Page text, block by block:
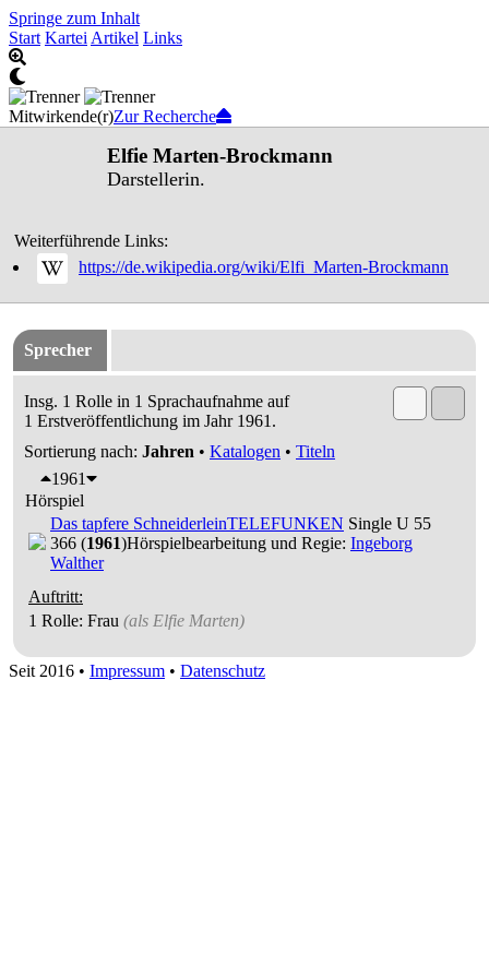
Springe zum Inhalt
Start Kartei Artikel Links
Mitwirkende(r)Zur Recherche
Elfie Marten-Brockmann
Darstellerin.
Weiterführende Links:
https://de.wikipedia.org/wiki/Elfi_Marten-Brockmann
Sprecher
Insg. 1 Rolle in 1 Sprachaufnahme auf
1 Erstveröffentlichung im Jahr 1961.
Sortierung nach: Jahren • Katalogen • Titeln
1961
Hörspiel
Das tapfere SchneiderleinTELEFUNKEN Single U 55
366 (1961)Hörspielbearbeitung und Regie: Ingeborg
Walther
Auftritt:
1 Rolle: Frau (als Elfie Marten)
Seit 2016 • Impressum • Datenschutz